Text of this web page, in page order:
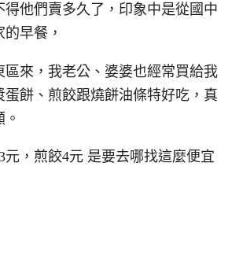
得他們賣多久了，印象中是從國中
早餐，
區來，我老公、婆婆也經常買給我
蛋餅、煎餃跟燒餅油條特好吃，真
元，煎餃4元 是要去哪找這麼便宜